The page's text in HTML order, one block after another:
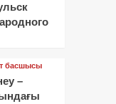
басшысы
–